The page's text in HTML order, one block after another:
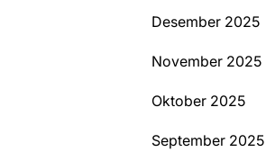
Desember 2025
November 2025
Oktober 2025
September 2025